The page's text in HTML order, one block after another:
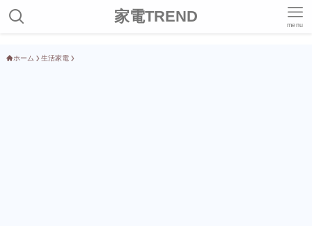
家電TREND menu
ホーム 生活家電